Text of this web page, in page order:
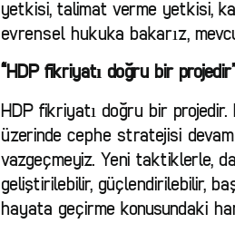
yetkisi, talimat verme yetkisi,
evrensel hukuka bakarız,
“HDP fikriyatı doğru bir
HDP fikriyatı doğru bir
üzerinde cephe stratejisi
vazgeçmeyiz. Yeni taktiklerle,
geliştirilebilir, güçlendirilebilir,
hayata geçirme konusundaki